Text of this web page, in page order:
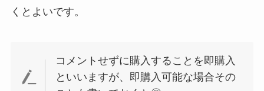
くとよいです。
コメントせずに購入することを即購入
といいますが、即購入可能な場合その